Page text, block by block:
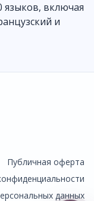
языков, включая
и
Публичная оферта
данных